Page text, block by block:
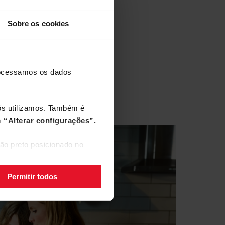
Sobre os cookies
os dados
utilizamos. Também é
“Alterar configurações”.
preto posicionado no
Permitir todos